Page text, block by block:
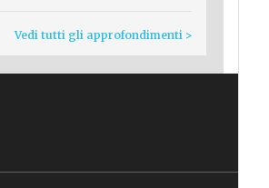
Vedi tutti gli approfondimenti >